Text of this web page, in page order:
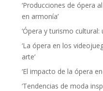
‘Producciones de ópera
en armonía’
‘Ópera y turismo
‘La ópera en los
arte’
‘El impacto de la ópera
‘Tendencias de moda